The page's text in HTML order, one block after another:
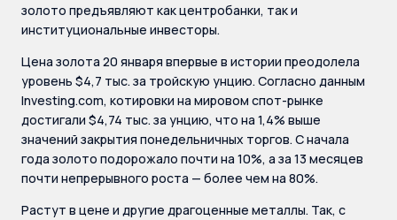
золото предъявляют как центробанки, так и
институциональные инвесторы.
Цена золота 20 января впервые в истории преодолела
уровень $4,7 тыс. за тройскую унцию. Согласно данным
Investing.com, котировки на мировом спот-рынке
достигали $4,74 тыс. за унцию, что на 1,4% выше
значений закрытия понедельничных торгов. С начала
года золото подорожало почти на 10%, а за 13 месяцев
почти непрерывного роста — более чем на 80%.
Растут в цене и другие драгоценные металлы. Так, с